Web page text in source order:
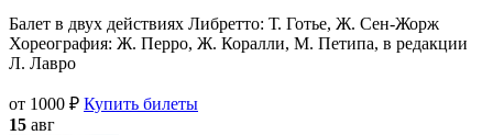
Балет в двух действиях Либpетто: Т. Готье, Ж. Сен-Жоpж
Хореография: Ж. Пеppо, Ж. Коpалли, М. Петипа, в редакции
Л. Лавpо
от 1000 ₽ Купить билеты
15 авг